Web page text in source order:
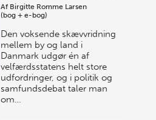
Af Birgitte Romme Larsen
(bog + e-bog)
Den voksende skævvridning
mellem by og land i
Danmark udgør én af
velfærdsstatens helt store
udfordringer, og i politik og
samfundsdebat taler man
om…